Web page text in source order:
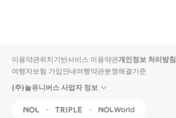
입니
다.
순
상
이용약관위치기반서비스 이용약관개인정보 처리방침
여행자보험 가입안내여행약관분쟁해결기준
(주)놀유니버스 사업자 정보
NOL Triple Interpark Global